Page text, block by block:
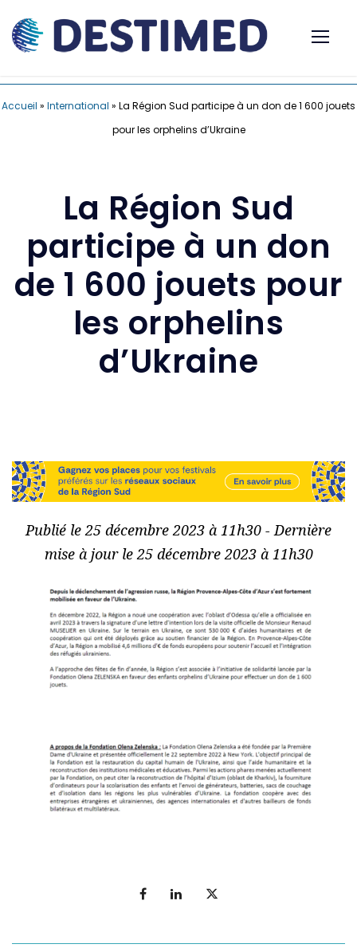
Accueil » International » La Région Sud participe à un don de 1 600 jouets
pour les orphelins d’Ukraine
La Région Sud
participe à un don
de 1 600 jouets pour
les orphelins
d’Ukraine
Publié le 25 décembre 2023 à 11h30 - Dernière
mise à jour le 25 décembre 2023 à 11h30